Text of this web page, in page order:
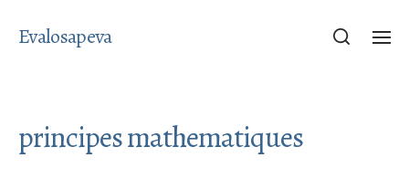
Evalosapeva
principes mathematiques